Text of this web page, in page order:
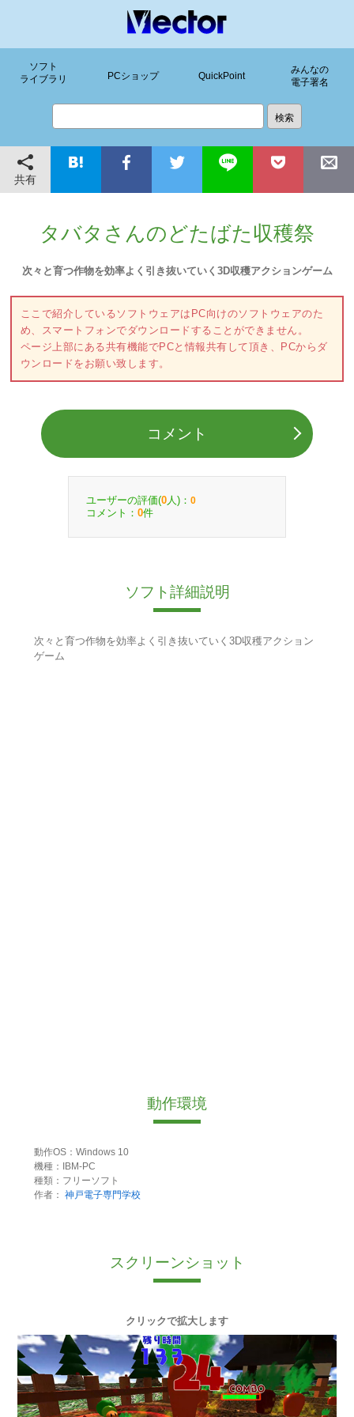
ソフト
ライブラリ
PCショップ QuickPoint
みんなの
電子署名
共有
タバタさんのどたばた収穫祭
次々と育つ作物を効率よく引き抜いていく3D収穫アクションゲーム
ここで紹介しているソフトウェアはPC向けのソフトウェアのた
め、スマートフォンでダウンロードすることができません。
ページ上部にある共有機能でPCと情報共有して頂き、PCからダ
ウンロードをお願い致します。
コメント
ユーザーの評価(0 人)： 0
コメント： 0件
ソフト詳細説明
次々と育つ作物を効率よく引き抜いていく3D収穫アクション
ゲーム
動作環境
動作OS：Windows 10
機種：IBM-PC
種類：フリーソフト
作者： 神戸電子専門学校
スクリーンショット
クリックで拡大します